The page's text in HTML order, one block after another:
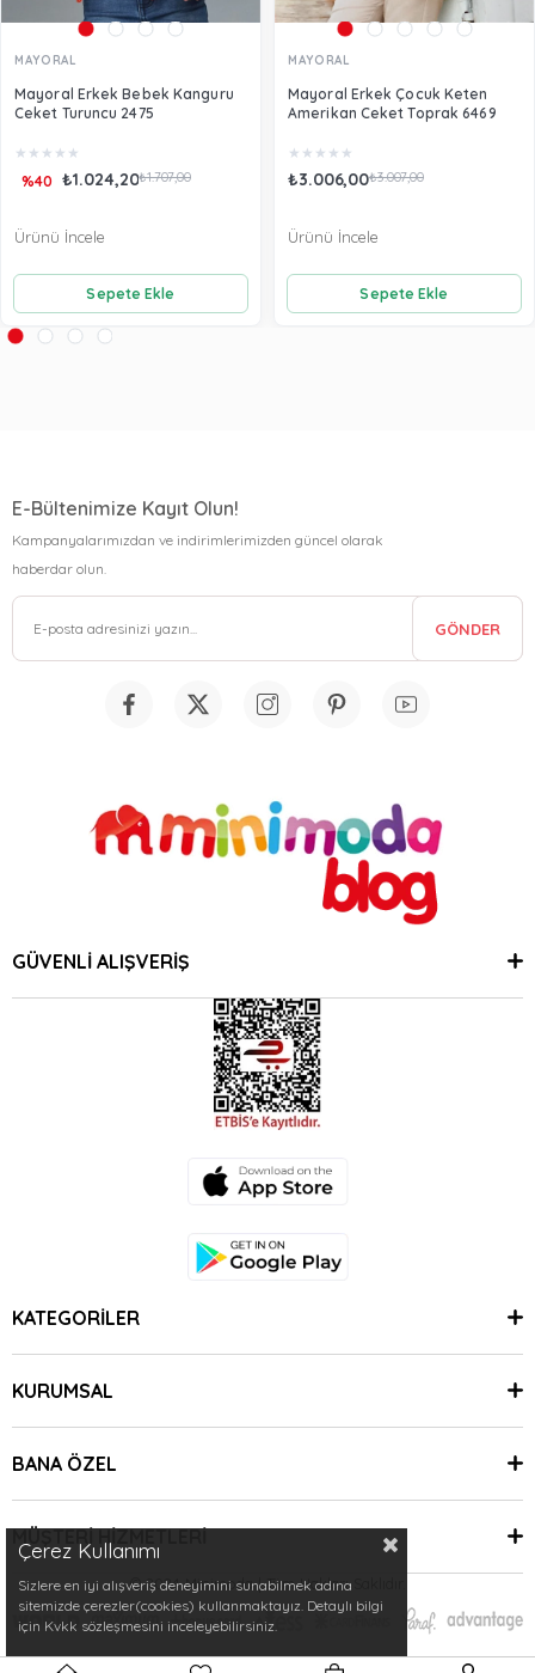
MAYORAL
Mayoral Erkek Bebek Kanguru
Ceket Turuncu 2475
★ ★ ★ ★ ★
₺1.024,20₺1.707,00
%40
Sepete Ekle
Ürünü İncele
MAYORAL
Mayoral Erkek Çocuk Keten
Amerikan Ceket Toprak 6469
★ ★ ★ ★ ★
₺3.006,00₺3.007,00
Sepete Ekle
Ürünü İncele
E-Bültenimize Kayıt Olun!
Kampanyalarımızdan ve indirimlerimizden güncel olarak
haberdar olun.
GÖNDER
GÜVENLİ ALIŞVERİŞ
KATEGORİLER
KURUMSAL
BANA ÖZEL
MÜŞTERİ HİZMETLERİ
© 2024 Minimoda | Tüm Hakları Saklıdır.
Çerez Kullanımı
Sizlere en iyi alışveriş deneyimini sunabilmek adına
sitemizde çerezler(cookies) kullanmaktayız. Detaylı bilgi
için Kvkk sözleşmesini inceleyebilirsiniz.